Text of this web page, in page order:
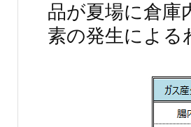
品が夏場に倉庫
素の発生による